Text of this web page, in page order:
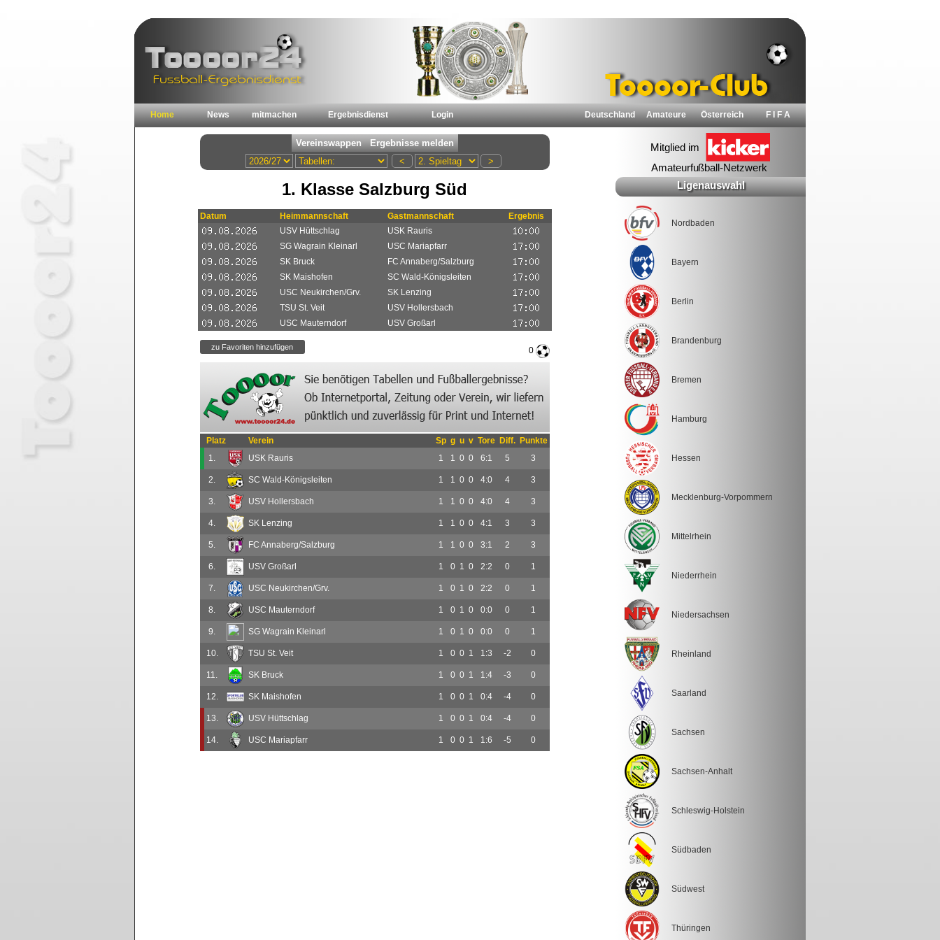
Home News mitmachen Ergebnisdienst Login Deutschland Amateure Österreich F I F A
1. Klasse Salzburg Süd
Datum Heimmannschaft Gastmannschaft
Ergebnis
USV Hüttschlag
USK Rauris
SG Wagrain Kleinarl
USC Mariapfarr
SK Bruck
FC Annaberg/Salzburg
SK Maishofen
SC Wald-Königsleiten
USC Neukirchen/Grv.
SK Lenzing
TSU St. Veit
USV Hollersbach
USC Mauterndorf
USV Großarl
0
Platz Verein Sp g u v Tore Diff.
Punkte
1.
USK Rauris 1 1 0 0 6:1 5 3
2. SC Wald-Königsleiten 1 1 0 0 4:0 4 3
3. USV Hollersbach 1 1 0 0 4:0 4 3
4. SK Lenzing 1 1 0 0 4:1 3 3
5. FC Annaberg/Salzburg 1 1 0 0 3:1 2 3
6. USV Großarl 1 0 1 0 2:2 0 1
7. USC Neukirchen/Grv. 1 0 1 0 2:2 0 1
8. USC Mauterndorf 1 0 1 0 0:0 0 1
9. SG Wagrain Kleinarl 1 0 1 0 0:0 0 1
10. TSU St. Veit 1 0 0 1 1:3 -2 0
11. SK Bruck 1 0 0 1 1:4 -3 0
12. SK Maishofen 1 0 0 1 0:4 -4 0
13. USV Hüttschlag 1 0 0 1 0:4 -4 0
14. USC Mariapfarr 1 0 0 1 1:6 -5 0
Ligenauswahl
Nordbaden
Bayern
Berlin
Brandenburg
Bremen
Hamburg
Hessen
Mecklenburg-Vorpommern
Mittelrhein
Niederrhein
Niedersachsen
Rheinland
Saarland
Sachsen
Sachsen-Anhalt
Schleswig-Holstein
Südbaden
Südwest
Thüringen